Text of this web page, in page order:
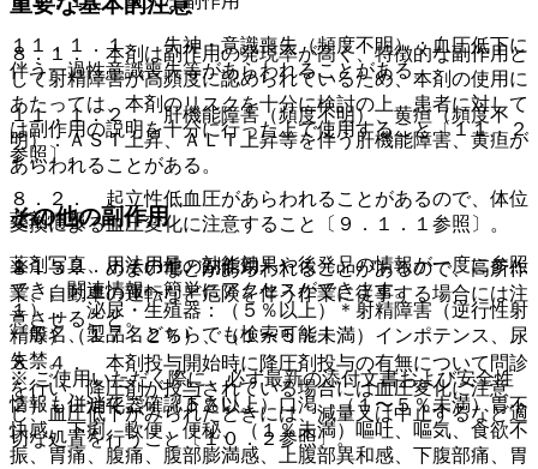
８．１． 本剤は副作用の発現率が高く、特徴的な副作用と
して射精障害が高頻度に認められているため、本剤の使用に
あたっては、本剤のリスクを十分に検討の上、患者に対して
は副作用の説明を十分に行った上で使用すること〔１１．２
参照〕。
８．２． 起立性低血圧があらわれることがあるので、体位
変換による血圧変化に注意すること〔９．１．１参照〕。
８．３． めまいなどがあらわれることがあるので、高所作
業、自動車の運転など危険を伴う作業に従事する場合には注
意させること。
８．４． 本剤投与開始時に降圧剤投与の有無について問診
を行い、降圧剤が投与されている場合には血圧変化に注意
し、血圧低下がみられたときには、減量又は中止するなど適
切な処置を行うこと〔１０．２参照〕。
１１．１．１． 失神・意識喪失（頻度不明）：血圧低下に
伴う一過性意識喪失等があらわれることがある。
１１．１．２． 肝機能障害（頻度不明）、黄疸（頻度不
明）：ＡＳＴ上昇、ＡＬＴ上昇等を伴う肝機能障害、黄疸が
あらわれることがある。
その他の副作用
１１．２． その他の副作用
１）． 泌尿・生殖器：（５％以上）＊射精障害（逆行性射
精等）（１７．２％）、（１〜５％未満）インポテンス、尿
失禁。
２）． 消化器：（５％以上）口渇、（１〜５％未満）胃不
快感、下痢、軟便、便秘、（１％未満）嘔吐、嘔気、食欲不
振、胃痛、腹痛、腹部膨満感、上腹部異和感、下腹部痛、胃
薬剤情報
薬剤写真、用法用量、効能効果や後発品の情報が一度に参照
でき、関連情報へ簡単にアクセスができます。
一般名、製品名どちらでも検索可能！
※ ご使用いただく際に、必ず最新の添付文書および安全性
情報も併せてご確認下さい。